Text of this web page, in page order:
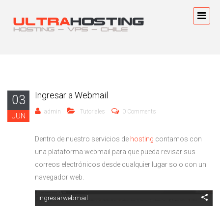
03
JUN
Ingresar a Webmail
admin Tutoriales 0 Comments
Dentro de nuestro servicios de hosting contamos con
una plataforma webmail para que pueda revisar sus
correos electrónicos desde cualquier lugar solo con un
navegador web.
ingresarwebmail